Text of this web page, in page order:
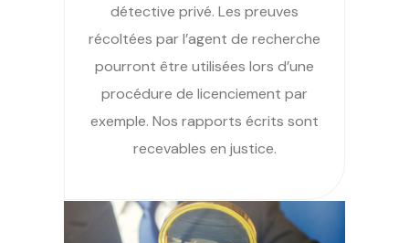
détective privé. Les preuves
récoltées par l’agent de recherche
pourront être utilisées lors d’une
procédure de licenciement par
exemple. Nos rapports écrits sont
recevables en justice.